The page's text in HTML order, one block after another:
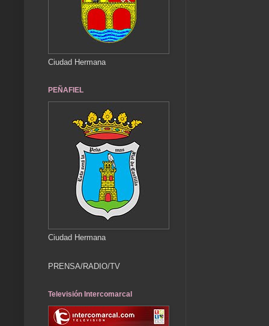
Ciudad Hermana
PEÑAFIEL
Ciudad Hermana
PRENSA/RADIO/TV
Televisión Intercomarcal